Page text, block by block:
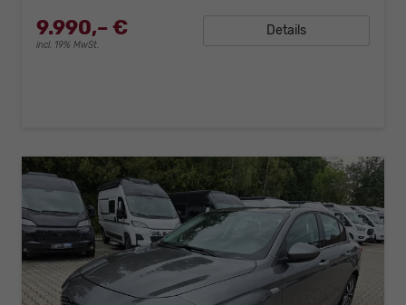
9.990,– €
incl. 19% MwSt.
Details